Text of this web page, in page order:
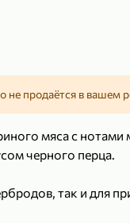
не продаётся в вашем
мяса с нотами
черного перца.
так и для